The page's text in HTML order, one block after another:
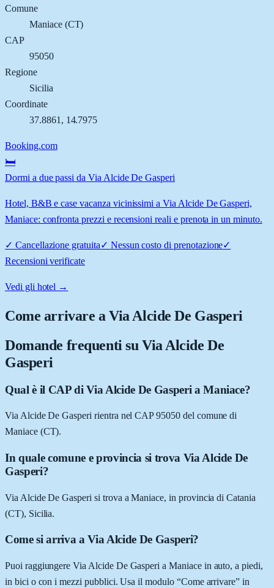
Comune
Maniace(CT)
CAP
95050
Regione
Sicilia
Coordinate
37.8861 , 14.7975
Booking.com
🛏️
Dormi a due passi da Via Alcide De Gasperi
Hotel, B&B e case vacanza vicinissimi a Via Alcide De Gasperi,
Maniace: confronta prezzi e recensioni reali e prenota in un minuto.
✓ Cancellazione gratuita✓ Nessun costo di prenotazione✓
Recensioni verificate
Vedi gli hotel →
Come arrivare aVia Alcide De Gasperi
Domande frequenti su Via Alcide De
Gasperi
Qual è il CAP di Via Alcide De Gasperi a Maniace?
Via Alcide De Gasperi rientra nel CAP 95050 del comune di
Maniace (CT).
In quale comune e provincia si trova Via Alcide De
Gasperi?
Via Alcide De Gasperi si trova a Maniace, in provincia di Catania
(CT), Sicilia.
Come si arriva a Via Alcide De Gasperi?
Puoi raggiungere Via Alcide De Gasperi a Maniace in auto, a piedi,
in bici o con i mezzi pubblici. Usa il modulo “Come arrivare” in